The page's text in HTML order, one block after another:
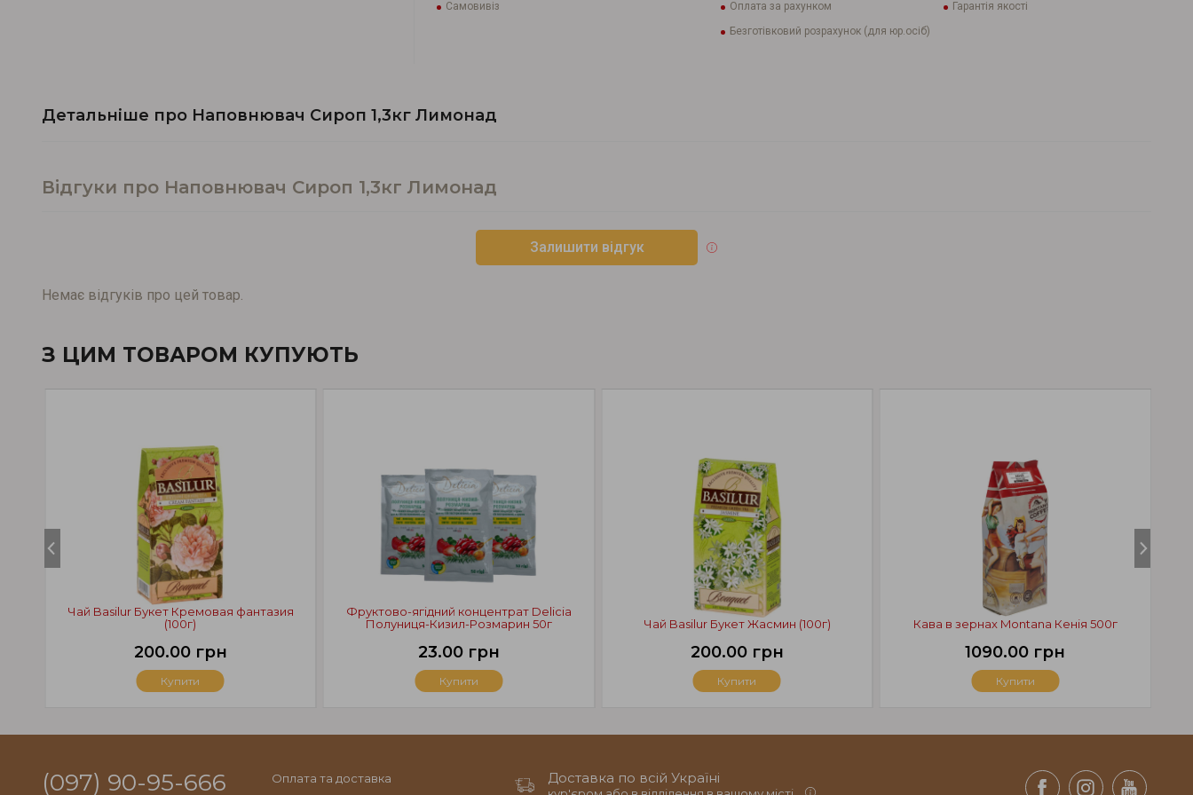
Самовивіз
Оплата за рахунком
Безготівковий розрахунок (для юр.осіб)
Гарантія якості
Детальніше про Наповнювач Сироп 1,3кг Лимонад
Відгуки про Наповнювач Сироп 1,3кг Лимонад
Залишити відгук
Немає відгуків про цей товар.
З ЦИМ ТОВАРОМ КУПУЮТЬ
Кава в зернах Montana Кенія 500г
1090.00 грн
Купити
Чай Basilur Букет Кремовая фантазия
(100г)
200.00 грн
Купити
Фруктово-ягідний концентрат Delicia
Полуниця-Кизил-Розмарин 50г
23.00 грн
Купити
Чай Basilur Букет Жасмин (100г)
200.00 грн
Купити
(097) 90-95-666 Оплата та доставка Доставка по всій Україні